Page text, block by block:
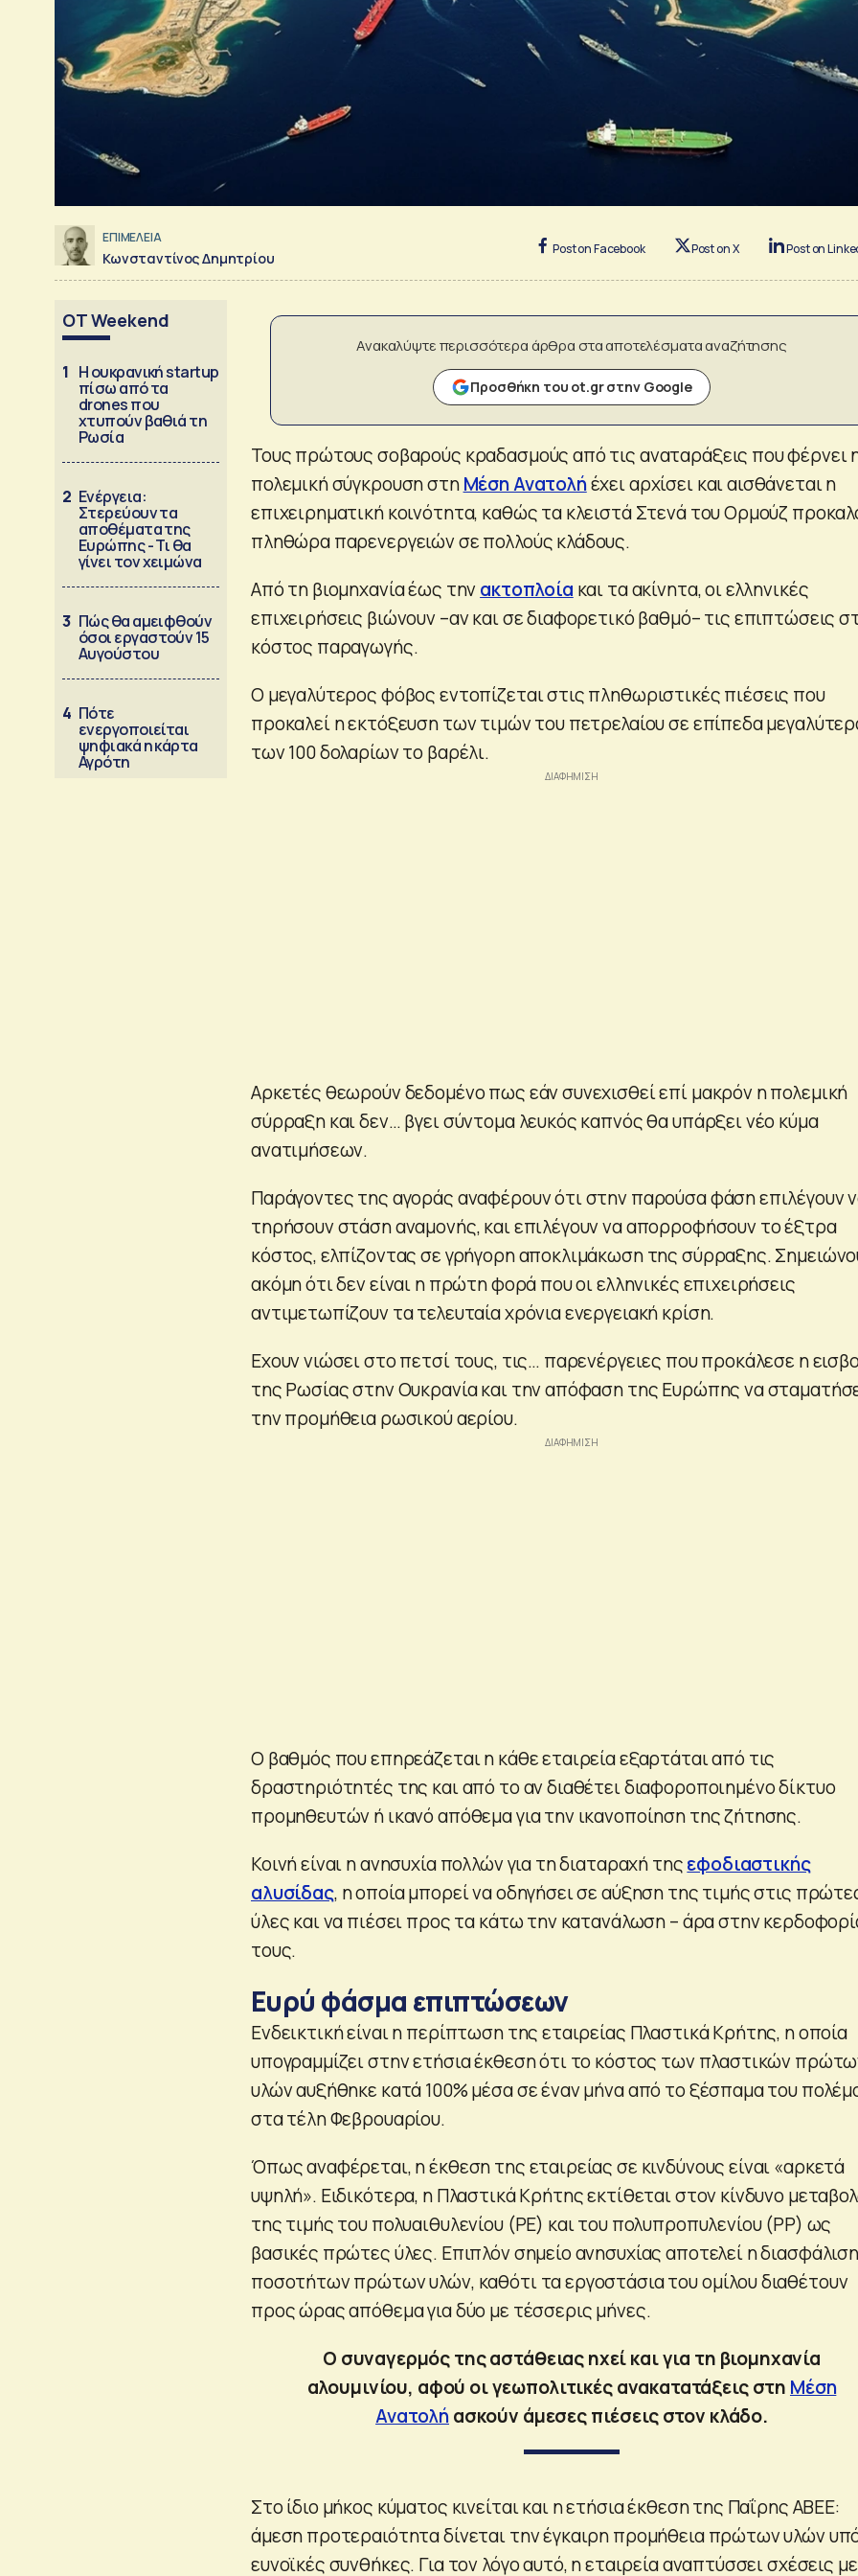
ΕΠΙΜΕΛΕΙΑ
Κωνσταντίνος Δημητρίου
Post on Facebook Post on X Post on
OT Weekend
1 Η ουκρανική startup
πίσω από τα
drones που
χτυπούν βαθιά τη
Ρωσία
2 Ενέργεια:
Στερεύουν τα
αποθέματα της
Ευρώπης - Τι θα
γίνει τον χειμώνα
3 Πώς θα αμειφθούν
όσοι εργαστούν 15
Αυγούστου
4 Πότε
ενεργοποιείται
ψηφιακά η κάρτα
Αγρότη
Ανακαλύψτε περισσότερα άρθρα στα αποτελέσματα αναζήτησης
Προσθήκη του ot.gr στην Google
Τους πρώτους σοβαρούς κραδασμούς από τις αναταράξεις που φέρνει
πολεμική σύγκρουση στηΜέση Ανατολήέχει αρχίσει και αισθάνεται η
επιχειρηματική κοινότητα, καθώς τα κλειστά Στενά του Ορμούζ
πληθώρα παρενεργειών σε πολλούς κλάδους.
Από τη βιομηχανία έως την ακτοπλοία και τα ακίνητα, οι ελληνικές
επιχειρήσεις βιώνουν –αν και σε διαφορετικό βαθμό– τις επιπτώσεις
κόστος παραγωγής.
Ο μεγαλύτερος φόβος εντοπίζεται στις πληθωριστικές πιέσεις που
προκαλεί η εκτόξευση των τιμών του πετρελαίου σε επίπεδα
των 100 δολαρίων το βαρέλι.
Αρκετές θεωρούν δεδομένο πως εάν συνεχισθεί επί μακρόν η πολεμική
σύρραξη και δεν… βγει σύντομα λευκός καπνός θα υπάρξει νέο κύμα
ανατιμήσεων.
Παράγοντες της αγοράς αναφέρουν ότι στην παρούσα φάση επιλέγουν
τηρήσουν στάση αναμονής, και επιλέγουν να απορροφήσουν το έξτρα
κόστος, ελπίζοντας σε γρήγορη αποκλιμάκωση της σύρραξης.
ακόμη ότι δεν είναι η πρώτη φορά που οι ελληνικές επιχειρήσεις
αντιμετωπίζουν τα τελευταία χρόνια ενεργειακή κρίση.
Εχουν νιώσει στο πετσί τους, τις… παρενέργειες που προκάλεσε η
της Ρωσίας στην Ουκρανία και την απόφαση της Ευρώπης να
την προμήθεια ρωσικού αερίου.
Ο βαθμός που επηρεάζεται η κάθε εταιρεία εξαρτάται από τις
δραστηριότητές της και από το αν διαθέτει διαφοροποιημένο δίκτυο
προμηθευτών ή ικανό απόθεμα για την ικανοποίηση της ζήτησης.
Κοινή είναι η ανησυχία πολλών για τη διαταραχή τηςεφοδιαστικής
αλυσίδας, η οποία μπορεί να οδηγήσει σε αύξηση της τιμής στις
ύλες και να πιέσει προς τα κάτω την κατανάλωση – άρα στην
τους.
Ευρύ φάσμα επιπτώσεων
Ενδεικτική είναι η περίπτωση της εταιρείας Πλαστικά Κρήτης, η οποία
υπογραμμίζει στην ετήσια έκθεση ότι το κόστος των πλαστικών
υλών αυξήθηκε κατά 100% μέσα σε έναν μήνα από το ξέσπαμα του
στα τέλη Φεβρουαρίου.
Όπως αναφέρεται, η έκθεση της εταιρείας σε κινδύνους είναι «αρκετά
υψηλή». Ειδικότερα, η Πλαστικά Κρήτης εκτίθεται στον κίνδυνο
της τιμής του πολυαιθυλενίου (PE) και του πολυπροπυλενίου (PP) ως
βασικές πρώτες ύλες. Επιπλόν σημείο ανησυχίας αποτελεί η διασφάλιση
ποσοτήτων πρώτων υλών, καθότι τα εργοστάσια του ομίλου διαθέτουν
προς ώρας απόθεμα για δύο με τέσσερις μήνες.
Ο συναγερμός της αστάθειας ηχεί και για τη βιομηχανία
αλουμινίου, αφού οι γεωπολιτικές ανακατατάξεις στη Μέση
Ανατολήασκούν άμεσες πιέσεις στον κλάδο.
Στο ίδιο μήκος κύματος κινείται και η ετήσια έκθεση της Παΐρης ΑΒΕΕ:
άμεση προτεραιότητα δίνεται την έγκαιρη προμήθεια πρώτων υλών
ευνοϊκές συνθήκες. Για τον λόγο αυτό, η εταιρεία αναπτύσσει σχέσεις με